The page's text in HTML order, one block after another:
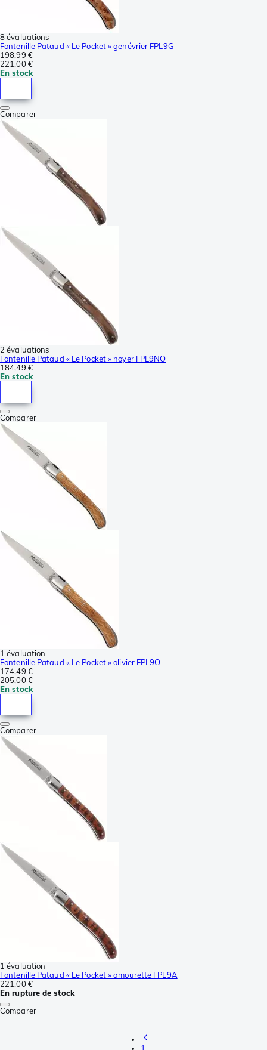
8 évaluations
Fontenille Pataud « Le Pocket » genévrier FPL9G
198,99 €
221,00 €
En stock
Comparer
2 évaluations
Fontenille Pataud « Le Pocket » noyer FPL9NO
184,49 €
En stock
Comparer
1 évaluation
Fontenille Pataud « Le Pocket » olivier FPL9O
174,49 €
205,00 €
En stock
Comparer
1 évaluation
Fontenille Pataud « Le Pocket » amourette FPL9A
221,00 €
En rupture de stock
Comparer